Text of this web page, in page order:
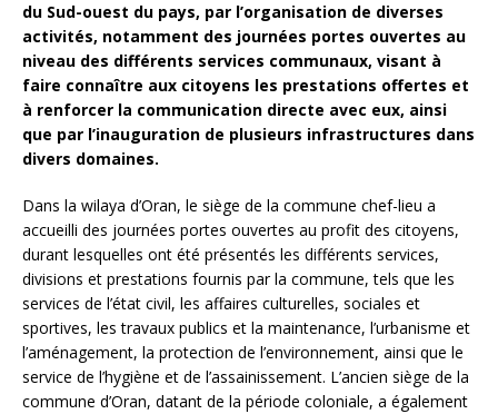
du Sud-ouest du pays, par l’organisation de diverses
activités, notamment des journées portes ouvertes au
niveau des différents services communaux, visant à
faire connaître aux citoyens les prestations offertes et
à renforcer la communication directe avec eux, ainsi
que par l’inauguration de plusieurs infrastructures dans
divers domaines.
Dans la wilaya d’Oran, le siège de la commune chef-lieu a
accueilli des journées portes ouvertes au profit des citoyens,
durant lesquelles ont été présentés les différents services,
divisions et prestations fournis par la commune, tels que les
services de l’état civil, les affaires culturelles, sociales et
sportives, les travaux publics et la maintenance, l’urbanisme et
l’aménagement, la protection de l’environnement, ainsi que le
service de l’hygiène et de l’assainissement. L’ancien siège de la
commune d’Oran, datant de la période coloniale, a également